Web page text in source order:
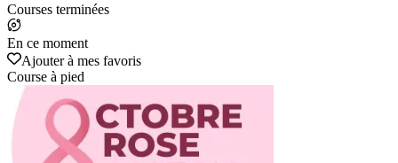
Courses terminées
En ce moment
Ajouter à mes favoris
Course à pied